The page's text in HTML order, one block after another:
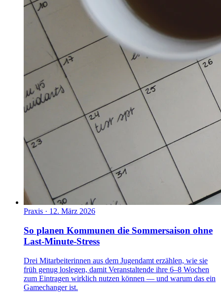
Praxis · 12. März 2026
So planen Kommunen die Sommersaison ohne
Last-Minute-Stress
Drei Mitarbeiterinnen aus dem Jugendamt erzählen, wie sie
früh genug loslegen, damit Veranstaltende ihre 6–8 Wochen
zum Eintragen wirklich nutzen können — und warum das ein
Gamechanger ist.